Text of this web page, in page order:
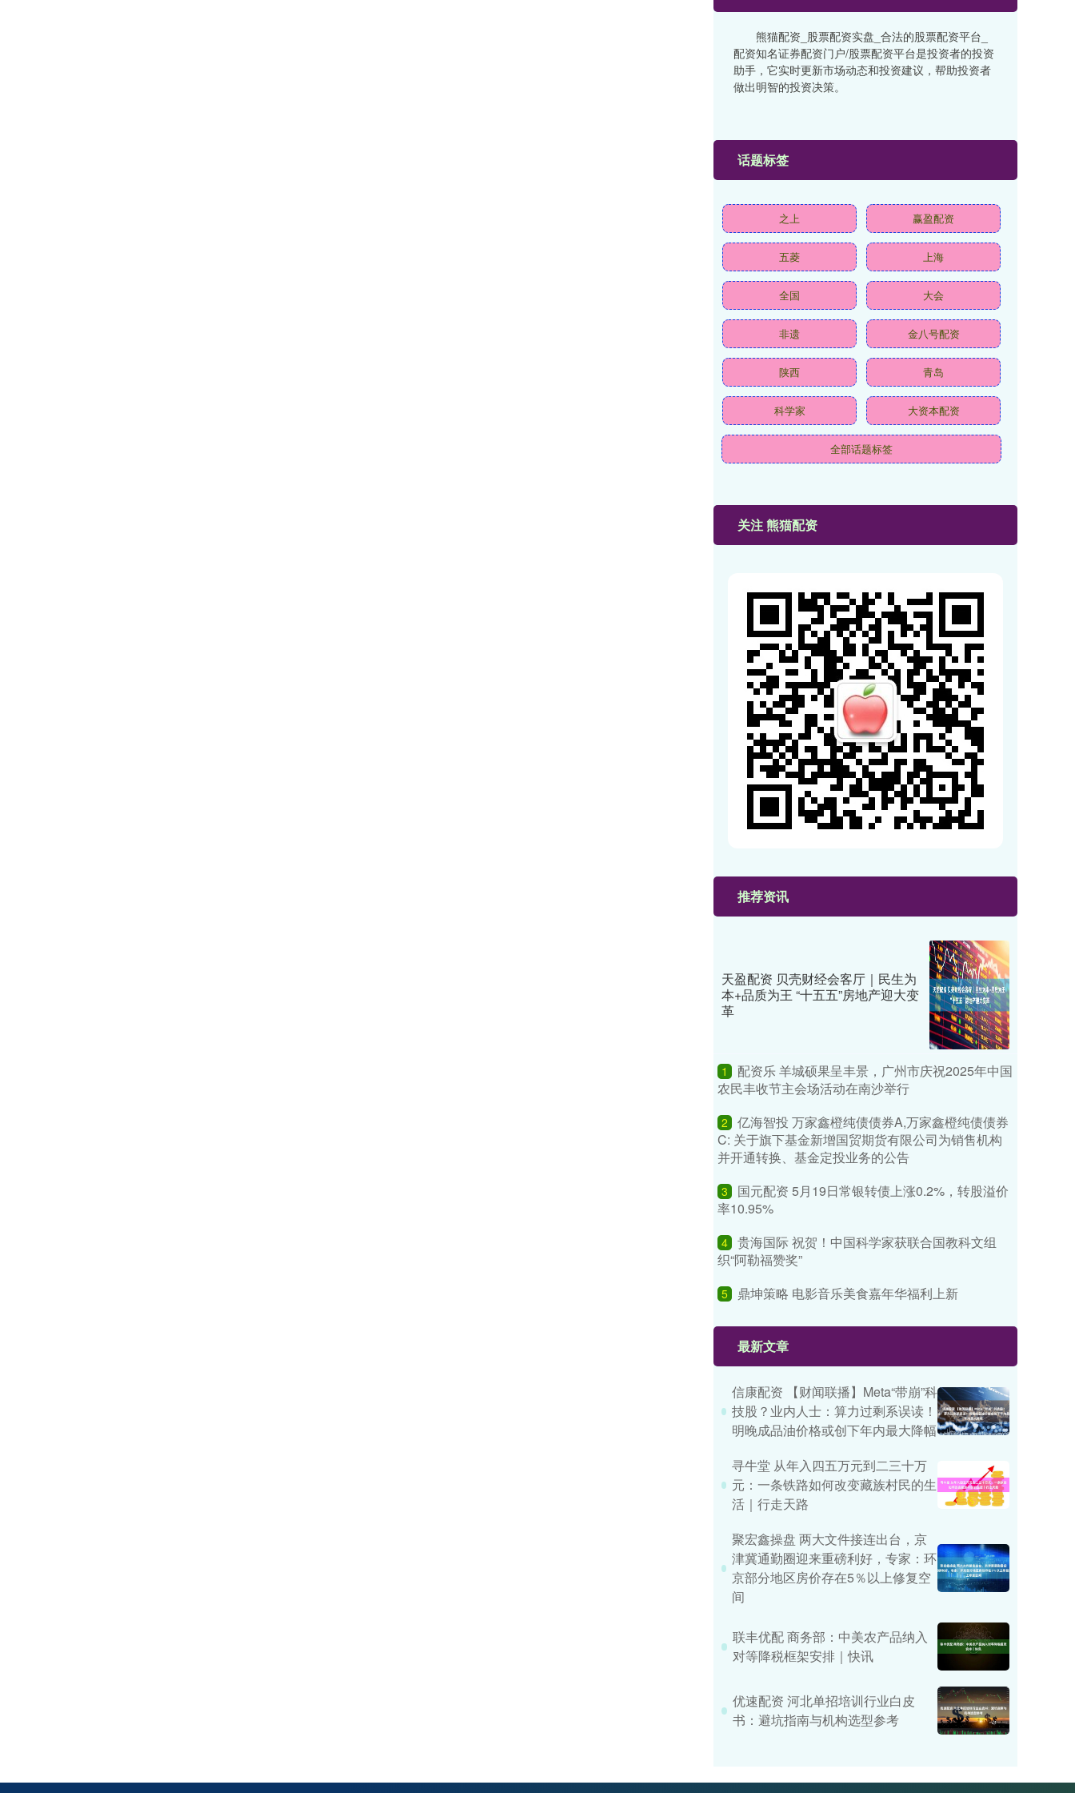
熊猫配资_股票配资实盘_合法的股票配资平台_
配资知名证券配资门户/股票配资平台是投资者的投资
助手，它实时更新市场动态和投资建议，帮助投资者
做出明智的投资决策。
话题标签
之上 赢盈配资
五菱 上海
全国 大会
非遗 金八号配资
陕西 青岛
科学家 大资本配资
全部话题标签
关注 熊猫配资
推荐资讯
天盈配资 贝壳财经会客厅｜民生为
本+品质为王 “十五五”房地产迎大变
革
1
配资乐 羊城硕果呈丰景，广州市庆祝2025年中国
农民丰收节主会场活动在南沙举行
2
亿海智投 万家鑫橙纯债债券A,万家鑫橙纯债债券
C: 关于旗下基金新增国贸期货有限公司为销售机构
并开通转换、基金定投业务的公告
3
国元配资 5月19日常银转债上涨0.2%，转股溢价
率10.95%
4 贵海国际 祝贺！中国科学家获联合国教科文组
织“阿勒福赞奖”
5 鼎坤策略 电影音乐美食嘉年华福利上新
最新文章
信康配资 【财闻联播】Meta“带崩”科
技股？业内人士：算力过剩系误读！
明晚成品油价格或创下年内最大降幅
寻牛堂 从年入四五万元到二三十万
元：一条铁路如何改变藏族村民的生
活｜行走天路
聚宏鑫操盘 两大文件接连出台，京
津冀通勤圈迎来重磅利好，专家：环
京部分地区房价存在5％以上修复空
间
联丰优配 商务部：中美农产品纳入
对等降税框架安排｜快讯
优速配资 河北单招培训行业白皮
书：避坑指南与机构选型参考